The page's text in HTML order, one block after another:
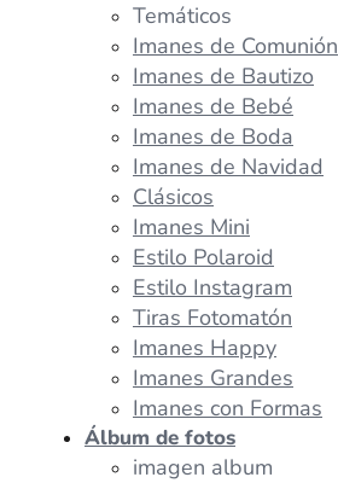
Temáticos
Imanes de Comunión
Imanes de Bautizo
Imanes de Bebé
Imanes de Boda
Imanes de Navidad
Clásicos
Imanes Mini
Estilo Polaroid
Estilo Instagram
Tiras Fotomatón
Imanes Happy
Imanes Grandes
Imanes con Formas
Álbum de fotos
imagen album